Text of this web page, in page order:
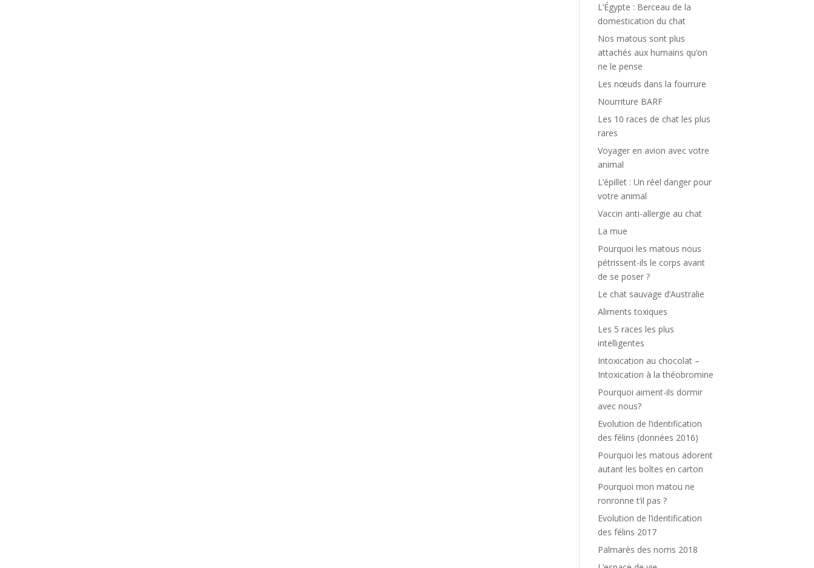
L’Égypte : Berceau de la
domestication du chat
Nos matous sont plus
attachés aux humains qu’on
ne le pense
Les nœuds dans la fourrure
Nourriture BARF
Les 10 races de chat les plus
rares
Voyager en avion avec votre
animal
L’épillet : Un réel danger pour
votre animal
Vaccin anti-allergie au chat
La mue
Pourquoi les matous nous
pétrissent-ils le corps avant
de se poser ?
Le chat sauvage d’Australie
Aliments toxiques
Les 5 races les plus
intelligentes
Intoxication au chocolat –
Intoxication à la théobromine
Pourquoi aiment-ils dormir
avec nous?
Evolution de l’identification
des félins (données 2016)
Pourquoi les matous adorent
autant les boîtes en carton
Pourquoi mon matou ne
ronronne t’il pas ?
Evolution de l’identification
des félins 2017
Palmarès des noms 2018